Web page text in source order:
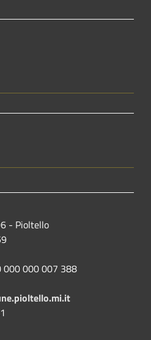
- Pioltello
000 000 007 388